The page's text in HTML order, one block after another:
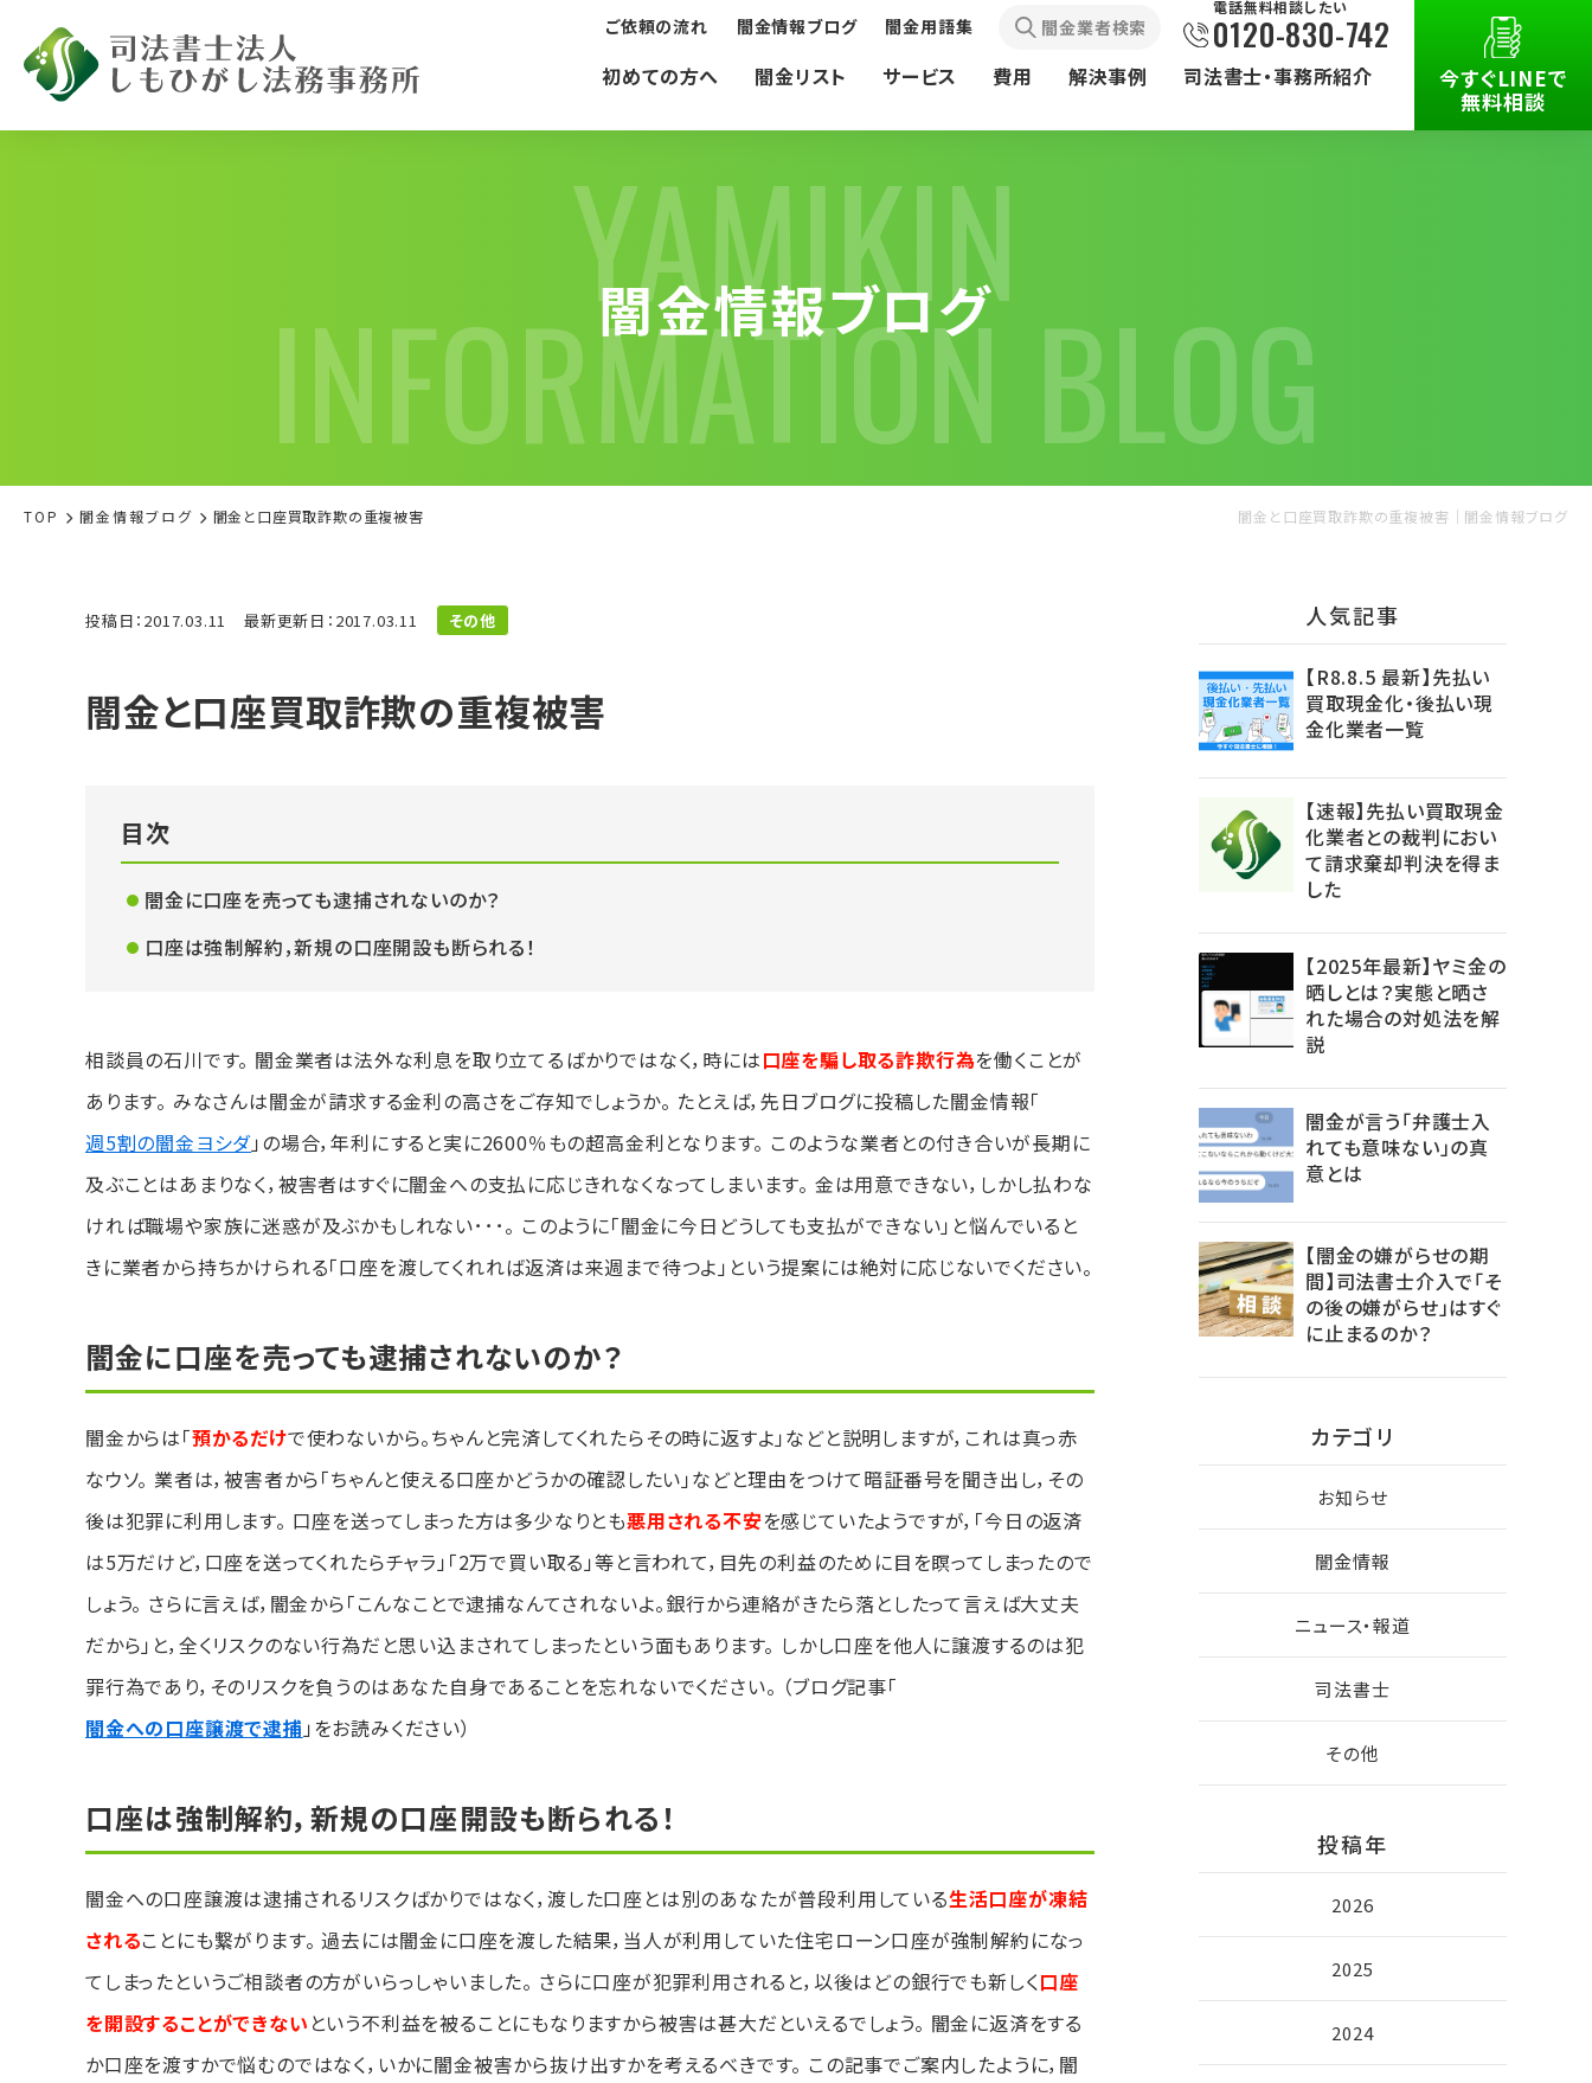
ご依頼の流れ 闇金情報ブログ 闇金用語集 闇⾦業者検索
電話無料相談したい
0120-830-742
初めての方へ 闇金リスト サービス
お困りの方へ
取扱業務
費用 解決事例 司法書士・事務所紹介
今すぐLINEで
無料相談
YAMIKIN
INFORMATION BLOG
闇金情報ブログ
闇金と口座買取詐欺の重複被害｜闇金情報ブログ
TOP 闇金情報ブログ 闇金と口座買取詐欺の重複被害
投稿日：2017.03.11 最新更新日：2017.03.11 その他
闇金と口座買取詐欺の重複被害
目次
闇金に口座を売っても逮捕されないのか？
口座は強制解約，新規の口座開設も断られる！
相談員の石川です。 闇金業者は法外な利息を取り立てるばかりではなく，時には口座を騙し取る詐欺行為を働くことが
あります。 みなさんは闇金が請求する金利の高さをご存知でしょうか。 たとえば，先日ブログに投稿した闇金情報「
週5割の闇金ヨシダ」の場合，年利にすると実に2600％もの超高金利となります。 このような業者との付き合いが長期に
及ぶことはあまりなく，被害者はすぐに闇金への支払に応じきれなくなってしまいます。 金は用意できない，しかし払わな
ければ職場や家族に迷惑が及ぶかもしれない･･･。 このように「闇金に今日どうしても支払ができない」と悩んでいると
きに業者から持ちかけられる「口座を渡してくれれば返済は来週まで待つよ」という提案には絶対に応じないでください。
闇金に口座を売っても逮捕されないのか？
闇金からは「預かるだけで使わないから。ちゃんと完済してくれたらその時に返すよ」などと説明しますが，これは真っ赤
なウソ。 業者は，被害者から「ちゃんと使える口座かどうかの確認したい」などと理由をつけて暗証番号を聞き出し，その
後は犯罪に利用します。 口座を送ってしまった方は多少なりとも悪用される不安を感じていたようですが，「今日の返済
は5万だけど，口座を送ってくれたらチャラ」「2万で買い取る」等と言われて，目先の利益のために目を瞑ってしまったので
しょう。 さらに言えば，闇金から「こんなことで逮捕なんてされないよ。銀行から連絡がきたら落としたって言えば大丈夫
だから」と，全くリスクのない行為だと思い込まされてしまったという面もあります。 しかし口座を他人に譲渡するのは犯
罪行為であり，そのリスクを負うのはあなた自身であることを忘れないでください。 （ブログ記事「
闇金への口座譲渡で逮捕 」をお読みください）
口座は強制解約，新規の口座開設も断られる！
闇金への口座譲渡は逮捕されるリスクばかりではなく，渡した口座とは別のあなたが普段利用している生活口座が凍結
されることにも繋がります。 過去には闇金に口座を渡した結果，当人が利用していた住宅ローン口座が強制解約になっ
てしまったというご相談者の方がいらっしゃいました。 さらに口座が犯罪利用されると，以後はどの銀行でも新しく口座
を開設することができない という不利益を被ることにもなりますから被害は甚大だといえるでしょう。 闇金に返済をする
か口座を渡すかで悩むのではなく，いかに闇金被害から抜け出すかを考えるべきです。 この記事でご案内したように，闇
⼈気記事
【R8.8.5 最新】先払い
買取現金化・後払い現
金化業者一覧
【速報】先払い買取現金
化業者との裁判におい
て請求棄却判決を得ま
した
【2025年最新】ヤミ金の
晒しとは？実態と晒さ
れた場合の対処法を解
説
闇金が言う「弁護士入
れても意味ない」の真
意とは
【闇金の嫌がらせの期
間】司法書士介入で「そ
の後の嫌がらせ」はすぐ
に止まるのか？
カテゴリ
お知らせ
闇金情報
ニュース・報道
司法書士
その他
投稿年
2026
2025
2024